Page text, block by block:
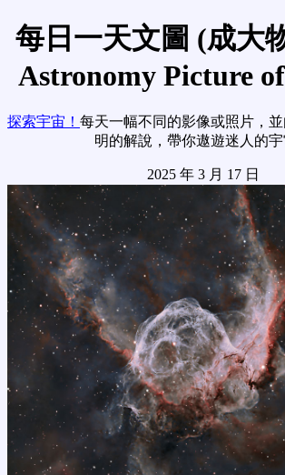
每日一天文圖 (成大
Astronomy Picture
探索宇宙！ 每天一幅不同的影像或照片，
明的解說，帶你遨遊迷人的宇
2025 年 3 月 17 日